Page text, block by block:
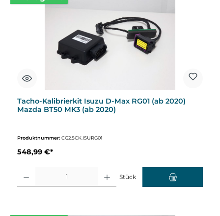
Tacho-Kalibrierkit Isuzu D-Max RG01 (ab 2020)
Mazda BT50 MK3 (ab 2020)
Produktnummer: CG2.SCK.ISURG01
548,99 €*
Stück